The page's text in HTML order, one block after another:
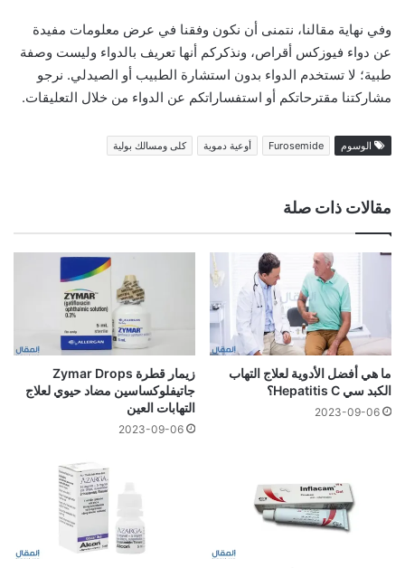
وفي نهاية مقالنا، نتمنى أن نكون وفقنا في عرض معلومات مفيدة
عن دواء فيوزكس أقراص، ونذكركم أنها تعريف بالدواء وليست وصفة
طبية؛ لا تستخدم الدواء بدون استشارة الطبيب أو الصيدلي. نرجو
مشاركتنا مقترحاتكم أو استفساراتكم عن الدواء من خلال التعليقات.
الوسوم Furosemide أوعية دموية كلى ومسالك بولية
مقالات ذات صلة
ما هي أفضل الأدوية لعلاج التهاب
الكبد سي Hepatitis C؟
2023-09-06
زيمار قطرة Zymar Drops
جاتيفلوكساسين مضاد حيوي لعلاج
التهابات العين
2023-09-06